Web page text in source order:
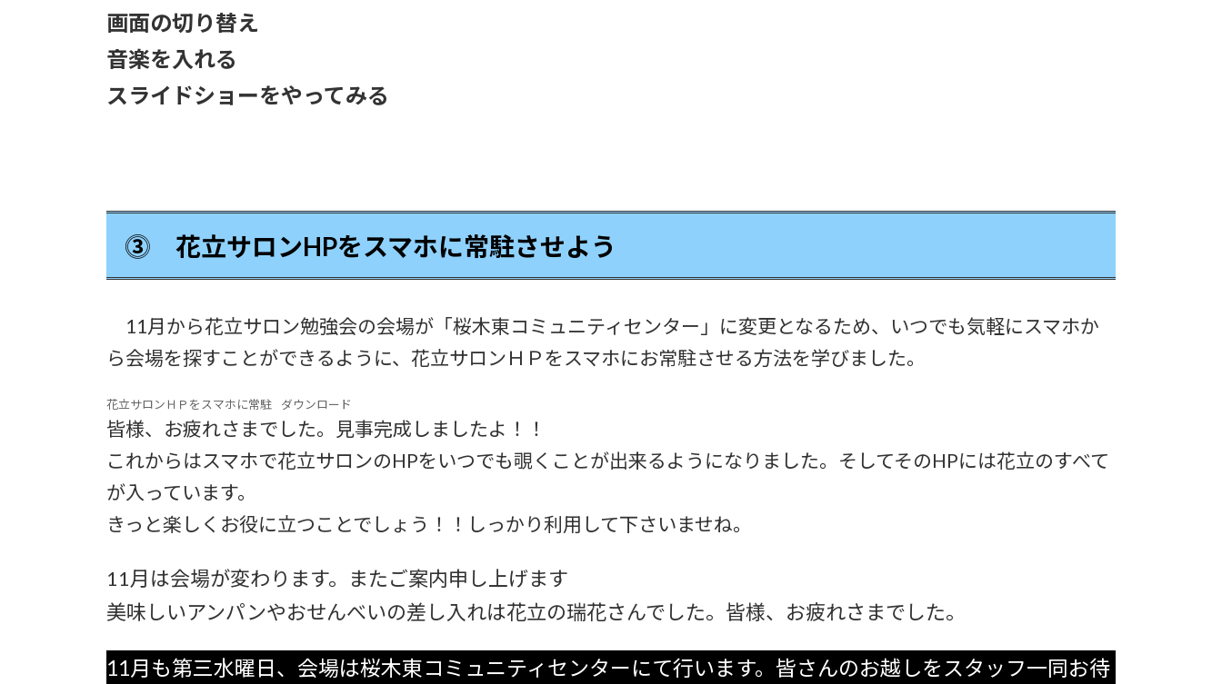
画面の切り替え
音楽を入れる
スライドショーをやってみる
⓷ 花立サロンHPをスマホに常駐させよう
11月から花立サロン勉強会の会場が「桜木東コミュニティセンター」に変更となるため、いつでも気軽にスマホか
ら会場を探すことができるように、花立サロンＨＰをスマホにお常駐させる方法を学びました。
花立サロンＨＰをスマホに常駐 ダウンロード
皆様、お疲れさまでした。見事完成しましたよ！！
これからはスマホで花立サロンのHPをいつでも覗くことが出来るようになりました。そしてそのHPには花立のすべて
が入っています。
きっと楽しくお役に立つことでしょう！！しっかり利用して下さいませね。
11月は会場が変わります。またご案内申し上げます
美味しいアンパンやおせんべいの差し入れは花立の瑞花さんでした。皆様、お疲れさまでした。
11月も第三水曜日、会場は桜木東コミュニティセンターにて行います。皆さんのお越しをスタッフ一同お待